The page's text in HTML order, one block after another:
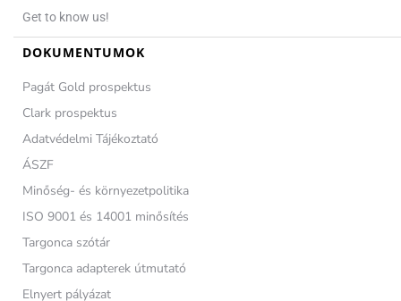
Get to know us!
DOKUMENTUMOK
Pagát Gold prospektus
Clark prospektus
Adatvédelmi Tájékoztató
ÁSZF
Minőség- és környezetpolitika
ISO 9001 és 14001 minősítés
Targonca szótár
Targonca adapterek útmutató
Elnyert pályázat